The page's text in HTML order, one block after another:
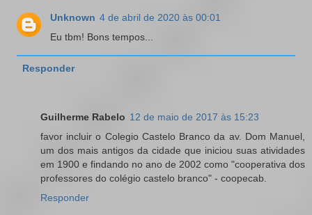
Unknown 4 de abril de 2020 às 00:01
Eu tbm! Bons tempos...
Responder
Guilherme Rabelo 12 de maio de 2017 às 15:23
favor incluir o Colegio Castelo Branco da av. Dom Manuel,
um dos mais antigos da cidade que iniciou suas atividades
em 1900 e findando no ano de 2002 como "cooperativa dos
professores do colégio castelo branco" - coopecab.
Responder